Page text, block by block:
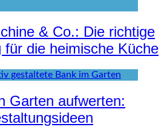
& Co.: Die richtige
für die heimische Küche
Garten aufwerten: